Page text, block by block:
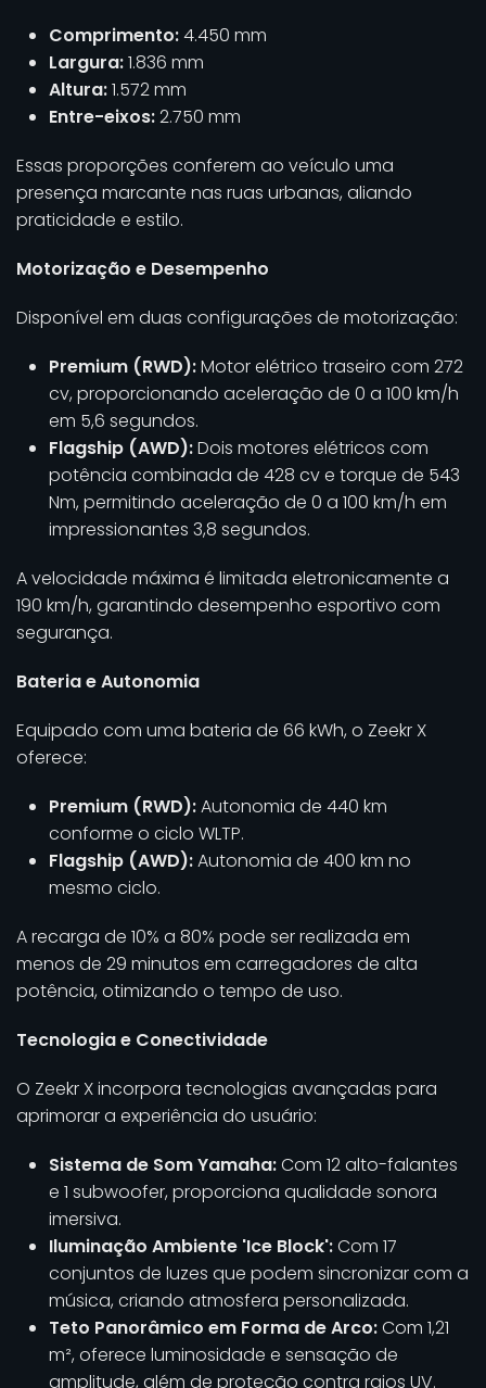
Comprimento:4.450 mm
Largura:1.836 mm
Altura:1.572 mm
Entre-eixos:2.750 mm
Essas proporções conferem ao veículo uma
presença marcante nas ruas urbanas, aliando
praticidade e estilo.
Motorização e Desempenho
Disponível em duas configurações de motorização:
Premium (RWD):Motor elétrico traseiro com 272
cv, proporcionando aceleração de 0 a 100 km/h
em 5,6 segundos.
Flagship (AWD):Dois motores elétricos com
potência combinada de 428 cv e torque de 543
Nm, permitindo aceleração de 0 a 100 km/h em
impressionantes 3,8 segundos.
A velocidade máxima é limitada eletronicamente a
190 km/h, garantindo desempenho esportivo com
segurança.
Bateria e Autonomia
Equipado com uma bateria de 66 kWh, o Zeekr X
oferece:
Premium (RWD):Autonomia de 440 km
conforme o ciclo WLTP.
Flagship (AWD):Autonomia de 400 km no
mesmo ciclo.
A recarga de 10% a 80% pode ser realizada em
menos de 29 minutos em carregadores de alta
potência, otimizando o tempo de uso.
Tecnologia e Conectividade
O Zeekr X incorpora tecnologias avançadas para
aprimorar a experiência do usuário:
Sistema de Som Yamaha:Com 12 alto-falantes
e 1 subwoofer, proporciona qualidade sonora
imersiva.
Iluminação Ambiente 'Ice Block':Com 17
conjuntos de luzes que podem sincronizar com a
música, criando atmosfera personalizada.
Teto Panorâmico em Forma de Arco:Com 1,21
m², oferece luminosidade e sensação de
amplitude, além de proteção contra raios UV.